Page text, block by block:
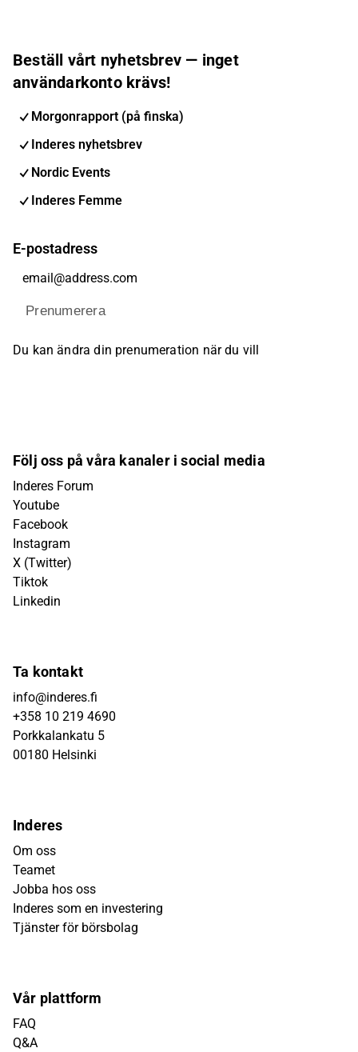
Beställ vårt nyhetsbrev — inget
användarkonto krävs!
Morgonrapport (på finska)
Inderes nyhetsbrev
Nordic Events
Inderes Femme
E-postadress
Prenumerera
Du kan ändra din prenumeration när du vill
Följ oss på våra kanaler i social media
Inderes Forum
Youtube
Facebook
Instagram
X (Twitter)
Tiktok
Linkedin
Ta kontakt
info@inderes.fi
+358 10 219 4690
Porkkalankatu 5
00180 Helsinki
Inderes
Om oss
Teamet
Jobba hos oss
Inderes som en investering
Tjänster för börsbolag
Vår plattform
FAQ
Q&A